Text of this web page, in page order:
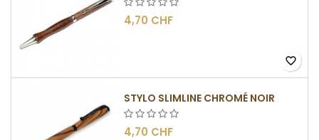
4,70 CHF
favorite_border
STYLO SLIMLINE CHROMÉ NOIR
4,70 CHF